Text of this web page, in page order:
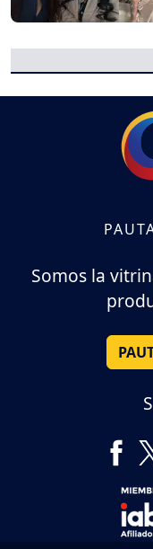
Somos la